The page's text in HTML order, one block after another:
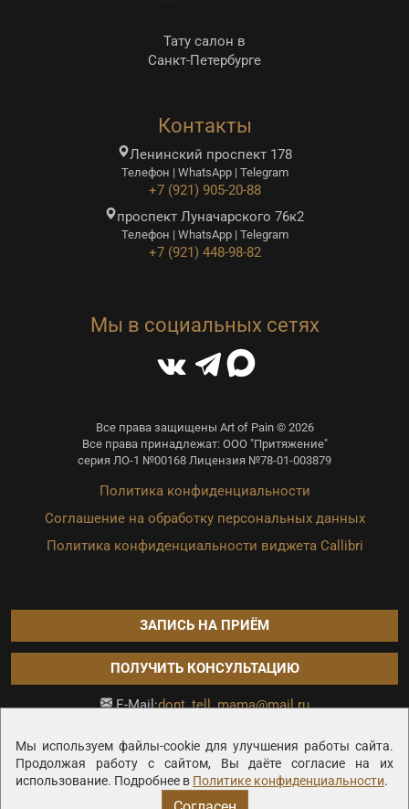
Мы используем файлы-cookie для улучшения работы сайта.
Продолжая работу с сайтом, Вы даёте согласие на их
использование. Подробнее в Политике конфиденциальности.
Тату салон в
Санкт-Петербурге
Контакты
Ленинский проспект 178
Телефон | WhatsApp | Telegram
+7 (921) 905-20-88
проспект Луначарского 76к2
Телефон | WhatsApp | Telegram
+7 (921) 448-98-82
Мы в социальных сетях
Все права защищены Art of Pain © 2026
Все права принадлежат: ООО "Притяжение"
серия ЛО-1 №00168 Лицензия №78-01-003879
Политика конфиденциальности
Соглашение на обработку персональных данных
Политика конфиденциальности виджета Callibri
ЗАПИСЬ НА ПРИЁМ
ПОЛУЧИТЬ КОНСУЛЬТАЦИЮ
E-Mail:dont_tell_mama@mail.ru